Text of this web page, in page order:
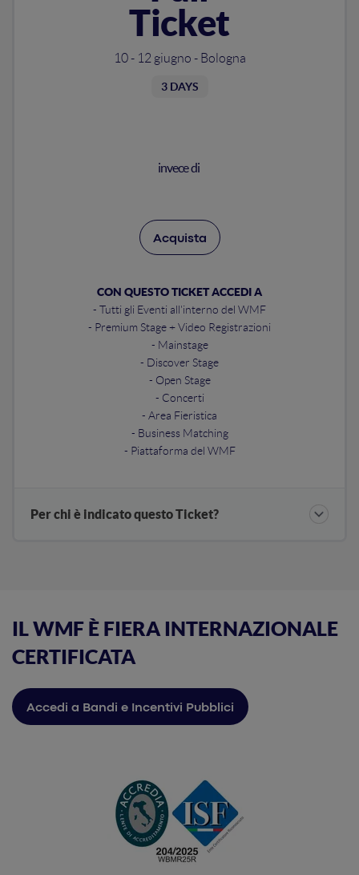
Ticket
10 - 12 giugno - Bologna
3 DAYS
invece di
Acquista
CON QUESTO TICKET ACCEDI A
- Tutti gli Eventi all'interno del WMF
- Premium Stage + Video Registrazioni
- Mainstage
- Discover Stage
- Open Stage
- Concerti
- Area Fieristica
- Business Matching
- Piattaforma del WMF
Per chi è indicato questo Ticket?
IL WMF È FIERA INTERNAZIONALE
CERTIFICATA
Accedi a Bandi e Incentivi Pubblici